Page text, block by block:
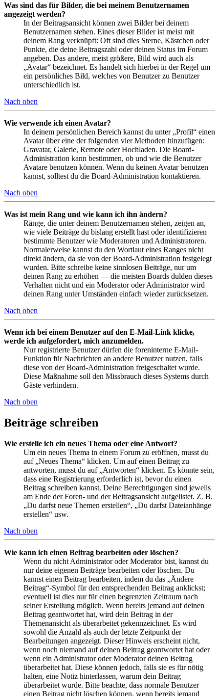
Was sind das für Bilder, die bei meinem Benutzernamen
angezeigt werden?
In der Beitragsansicht können zwei Bilder bei deinem
Benutzernamen stehen. Eines dieser Bilder ist meist mit
deinem Rang verknüpft: Oft sind dies Sterne, Kästchen oder
Punkte, die deine Beitragszahl oder deinen Status im Forum
angeben. Das andere, meist größere, Bild wird auch als
„Avatar“ bezeichnet. Es handelt sich hierbei in der Regel um
ein persönliches Bild, welches von Benutzer zu Benutzer
unterschiedlich ist.
Nach oben
Wie verwende ich einen Avatar?
In deinem persönlichen Bereich kannst du unter „Profil“ einen
Avatar über eine der folgenden vier Methoden hinzufügen:
Gravatar, Galerie, Remote oder Hochladen. Die Board-
Administration kann bestimmen, ob und wie die Benutzer
Avatare benutzen können. Wenn du keinen Avatar benutzen
kannst, solltest du die Board-Administration kontaktieren.
Nach oben
Was ist mein Rang und wie kann ich ihn ändern?
Ränge, die unter deinem Benutzernamen stehen, zeigen an,
wie viele Beiträge du bislang erstellt hast oder identifizieren
bestimmte Benutzer wie Moderatoren und Administratoren.
Normalerweise kannst du den Wortlaut eines Ranges nicht
direkt ändern, da sie von der Board-Administration festgelegt
wurden. Bitte schreibe keine sinnlosen Beiträge, nur um
deinen Rang zu erhöhen — die meisten Boards dulden dieses
Verhalten nicht und ein Moderator oder Administrator wird
deinen Rang unter Umständen einfach wieder zurücksetzen.
Nach oben
Wenn ich bei einem Benutzer auf den E-Mail-Link klicke,
werde ich aufgefordert, mich anzumelden.
Nur registrierte Benutzer dürfen die foreninterne E-Mail-
Funktion für Nachrichten an andere Benutzer nutzen, falls
diese von der Board-Administration freigeschaltet wurde.
Diese Maßnahme soll den Missbrauch dieses Systems durch
Gäste verhindern.
Nach oben
Beiträge schreiben
Wie erstelle ich ein neues Thema oder eine Antwort?
Um ein neues Thema in einem Forum zu eröffnen, musst du
auf „Neues Thema“ klicken. Um auf einen Beitrag zu
antworten, musst du auf „Antworten“ klicken. Es könnte sein,
dass eine Registrierung erforderlich ist, bevor du einen
Beitrag schreiben kannst. Deine Berechtigungen sind jeweils
am Ende der Foren- und der Beitragsansicht aufgelistet. Z. B.
„Du darfst neue Themen erstellen“, „Du darfst Dateianhänge
erstellen“ usw.
Nach oben
Wie kann ich einen Beitrag bearbeiten oder löschen?
Wenn du nicht Administrator oder Moderator bist, kannst du
nur deine eigenen Beiträge bearbeiten oder löschen. Du
kannst einen Beitrag bearbeiten, indem du das „Ändere
Beitrag“-Symbol für den entsprechenden Beitrag anklickst;
eventuell ist dies nur für einen begrenzten Zeitraum nach
seiner Erstellung möglich. Wenn bereits jemand auf deinen
Beitrag geantwortet hat, wird dein Beitrag in der
Themenansicht als überarbeitet gekennzeichnet. Es wird
sowohl die Anzahl als auch der letzte Zeitpunkt der
Bearbeitungen angezeigt. Dieser Hinweis erscheint nicht,
wenn noch niemand auf deinen Beitrag geantwortet hat oder
wenn ein Administrator oder Moderator deinen Beitrag
überarbeitet hat. Diese können jedoch, falls sie es für nötig
halten, eine Notiz hinterlassen, warum dein Beitrag
überarbeitet wurde. Bitte beachte, dass normale Benutzer
einen Beitrag nicht löschen können, wenn bereits jemand